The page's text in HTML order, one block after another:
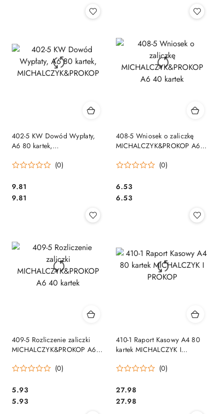
402-5 KW Dowód Wypłaty,
A6 80 kartek,
(0)
Cena:
9.81
Cena:
9.81
408-5 Wniosek o zaliczkę
MICHALCZYK&PROKOP A6
(0)
Cena:
6.53
Cena:
6.53
409-5 Rozliczenie zaliczki
MICHALCZYK&PROKOP A6
(0)
Cena:
5.93
Cena:
5.93
410-1 Raport Kasowy A4 80
kartek MICHALCZYK I
(0)
Cena:
27.98
Cena:
27.98